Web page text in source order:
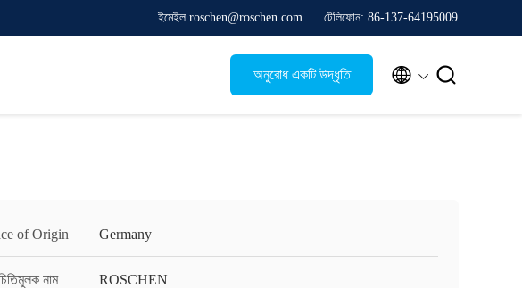
ইমেইল roschen@roschen.com টেলিফোন: 86-137-64195009
অনুরোধ একটি উদ্ধৃতি  
of Origin Germany
নাম ROSCHEN